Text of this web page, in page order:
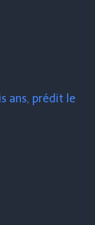
ans, prédit le